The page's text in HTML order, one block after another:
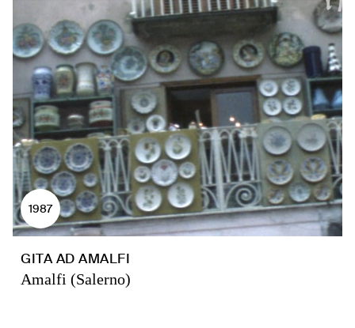
1987
GITA AD AMALFI
Amalfi (Salerno)